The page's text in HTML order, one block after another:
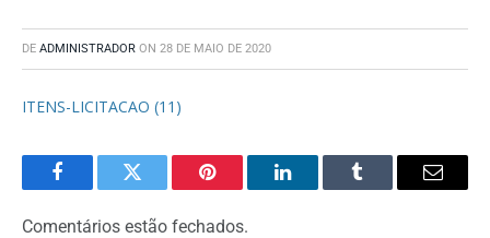
DE ADMINISTRADOR ON 28 DE MAIO DE 2020
ITENS-LICITACAO (11)
FacebookTwitter Pinterest LinkedInTumblr Email
Comentários estão fechados.